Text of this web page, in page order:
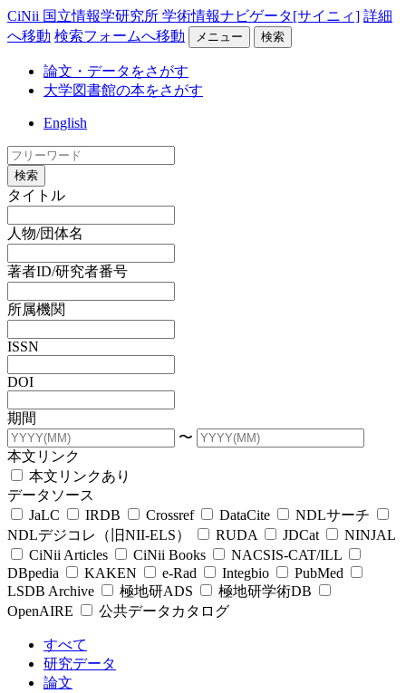
CiNii 国立情報学研究所 学術情報ナビゲータ[サイニィ] 詳細
へ移動 検索フォームへ移動 メニュー 検索
論文・データをさがす
大学図書館の本をさがす
English
検索
タイトル
人物/団体名
著者ID/研究者番号
所属機関
ISSN
DOI
期間
〜
本文リンク
本文リンクあり
データソース
JaLC
IRDB Crossref DataCite
NDLサーチ
NDLデジコレ（旧NII-ELS）
RUDA JDCat
NINJAL
CiNii Articles
CiNii Books
NACSIS-CAT/ILL
DBpedia
KAKEN e-Rad Integbio
PubMed
LSDB Archive
極地研ADS
極地研学術DB
OpenAIRE
公共データカタログ
すべて
研究データ
論文